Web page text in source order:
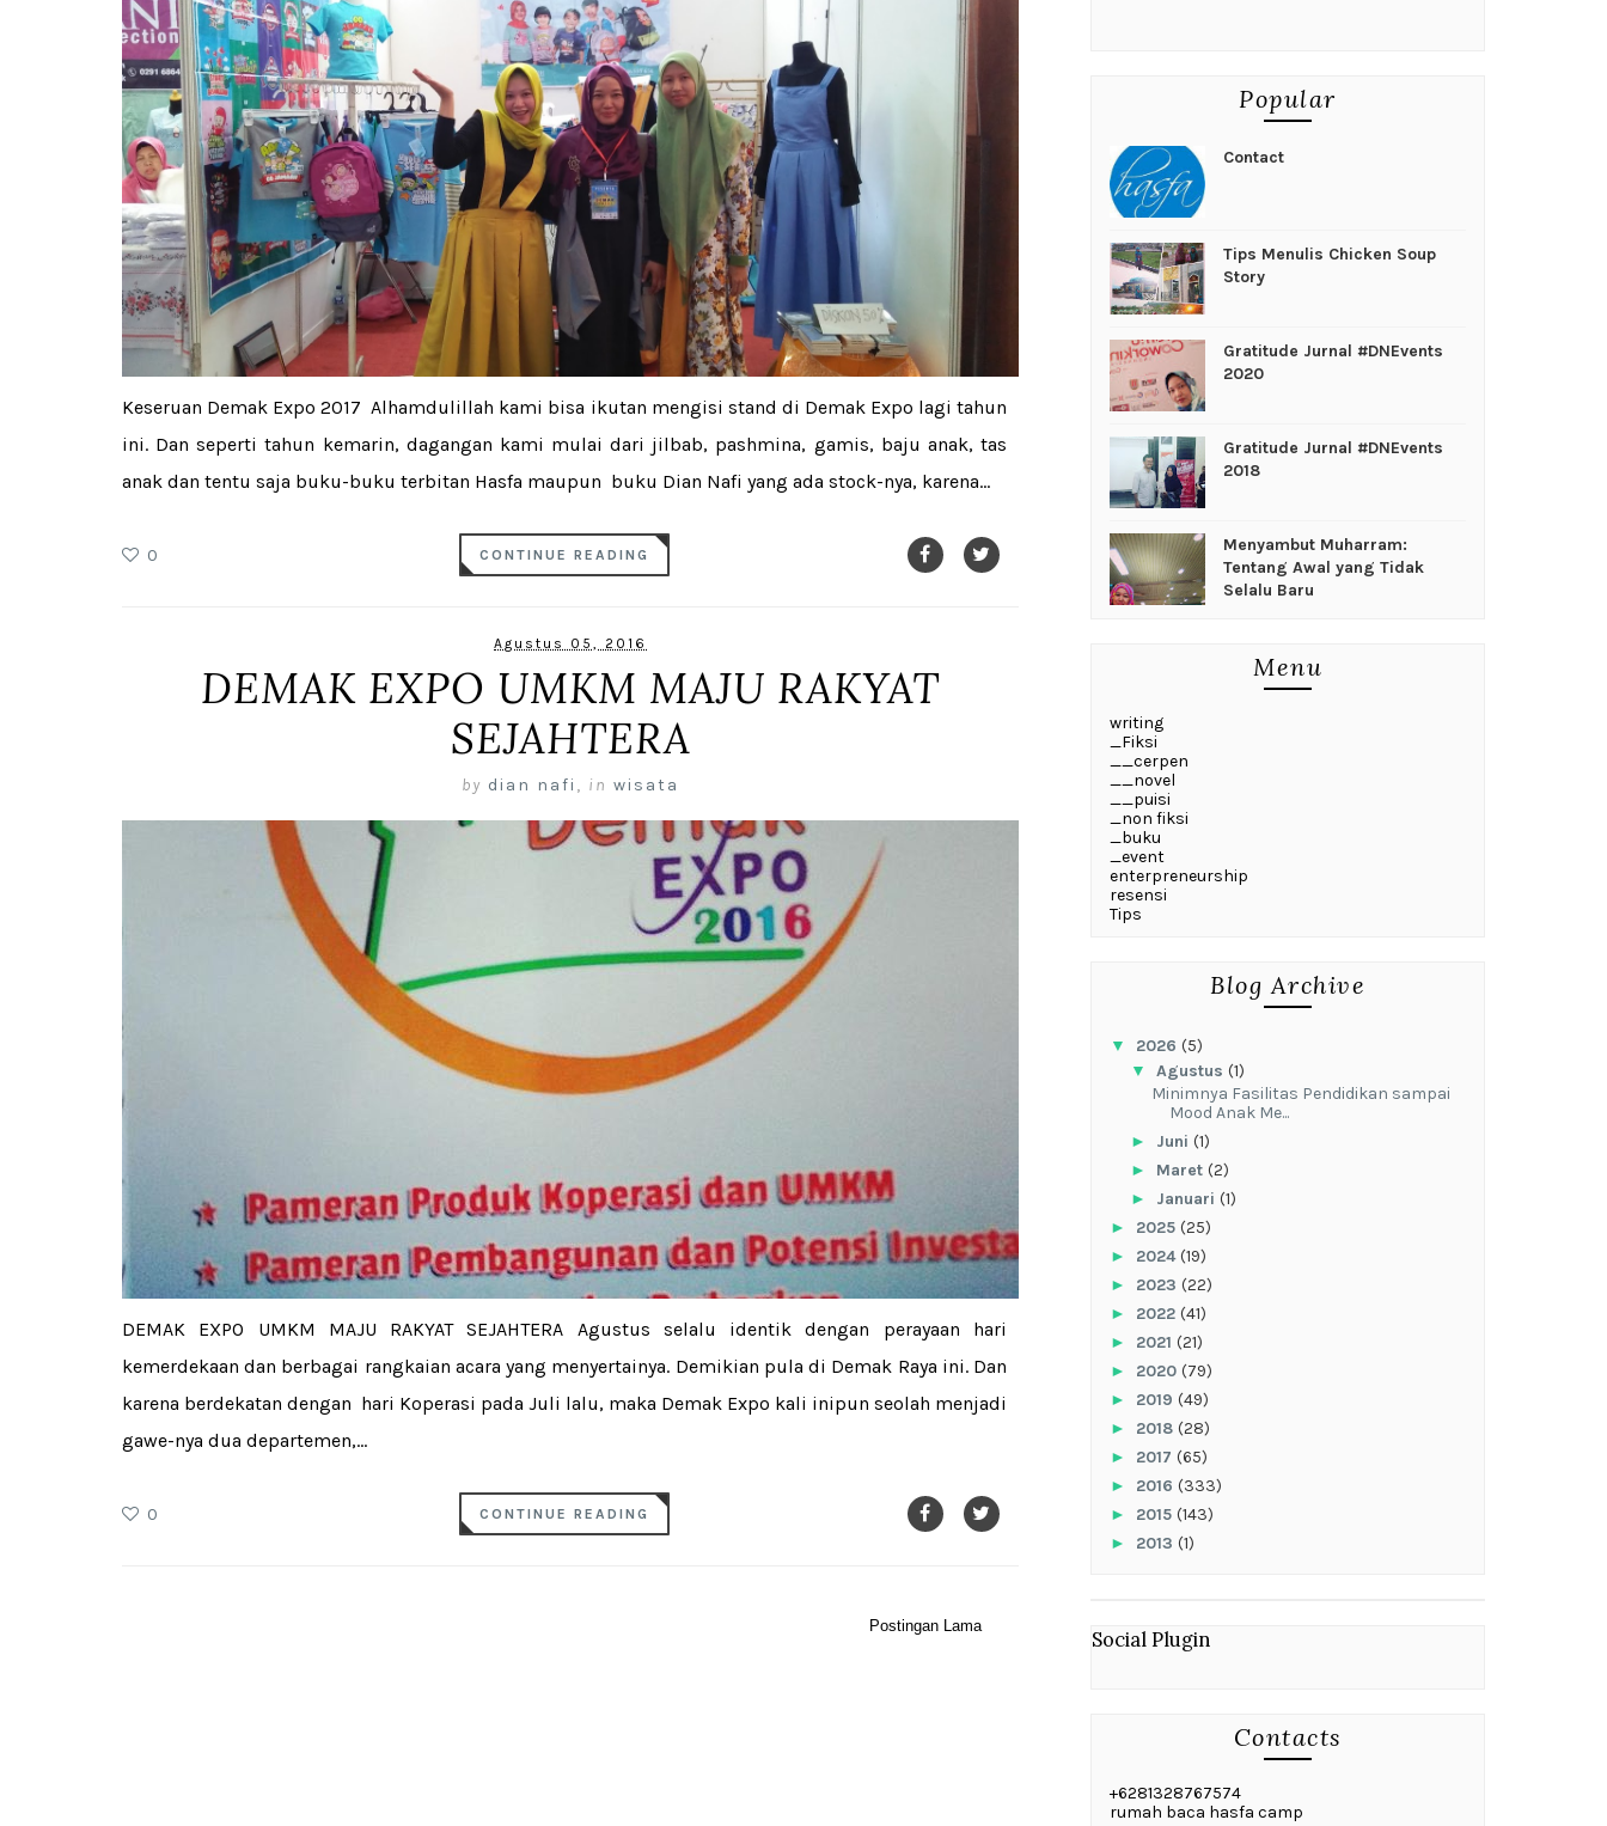
Keseruan Demak Expo 2017 Alhamdulillah kami bisa ikutan mengisi stand di Demak Expo lagi tahun
ini. Dan seperti tahun kemarin, dagangan kami mulai dari jilbab, pashmina, gamis, baju anak, tas
anak dan tentu saja buku-buku terbitan Hasfa maupun buku Dian Nafi yang ada stock-nya, karena...
0 CONTINUE READING
Agustus 05, 2016
DEMAK EXPO UMKM MAJU RAKYAT
SEJAHTERA
by dian nafi , in wisata
DEMAK EXPO UMKM MAJU RAKYAT SEJAHTERA Agustus selalu identik dengan perayaan hari
kemerdekaan dan berbagai rangkaian acara yang menyertainya. Demikian pula di Demak Raya ini. Dan
karena berdekatan dengan hari Koperasi pada Juli lalu, maka Demak Expo kali inipun seolah menjadi
gawe-nya dua departemen,...
0 CONTINUE READING
Postingan Lama
Popular
Contact
Tips Menulis Chicken Soup
Story
Gratitude Jurnal #DNEvents
2020
Gratitude Jurnal #DNEvents
2018
Menyambut Muharram:
Tentang Awal yang Tidak
Selalu Baru
Menu
writing
_Fiksi
__cerpen
__novel
__puisi
_non fiksi
_buku
_event
enterpreneurship
resensi
Tips
Blog Archive
▼ 2026 (5)
▼ Agustus (1)
‎Minimnya Fasilitas Pendidikan sampai
Mood Anak Me...
► Juni (1)
► Maret (2)
► Januari (1)
► 2025 (25)
► 2024(19)
► 2023 (22)
► 2022 (41)
► 2021 (21)
► 2020 (79)
► 2019 (49)
► 2018 (28)
► 2017 (65)
► 2016 (333)
► 2015 (143)
► 2013 (1)
Social Plugin
Contacts
+6281328767574
rumah baca hasfa camp